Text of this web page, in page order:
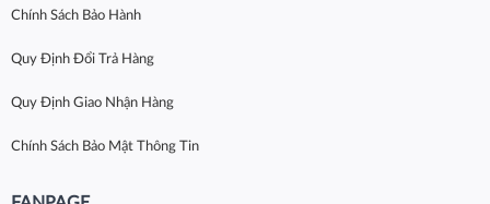
Chính Sách Bảo Hành
Quy Định Đổi Trả Hàng
Quy Định Giao Nhận Hàng
Chính Sách Bảo Mật Thông Tin